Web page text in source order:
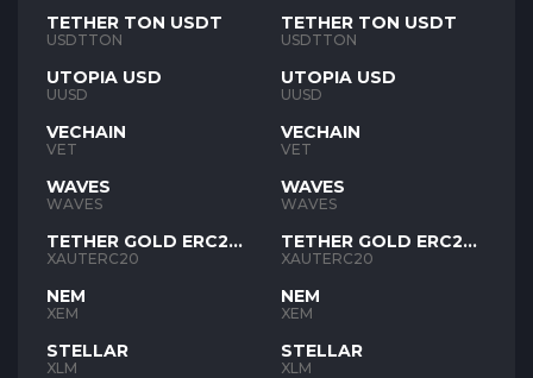
TETHER TON USDT
USDTTON
UTOPIA USD
UUSD
VECHAIN
VET
WAVES
WAVES
TETHER GOLD ERC20
XAUT
XAUTERC20
NEM
XEM
STELLAR
XLM
TETHER TON USDT
USDTTON
UTOPIA USD
UUSD
VECHAIN
VET
WAVES
WAVES
TETHER GOLD ERC20
XAUT
XAUTERC20
NEM
XEM
STELLAR
XLM